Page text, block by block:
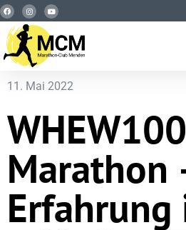
11. Mai 2022
Marathon
Erfahrung